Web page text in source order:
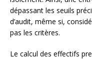
dépassant les seuils
d’audit, même si,
pas les critères.
Le calcul des effectifs